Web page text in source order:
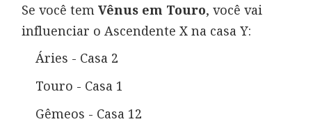
Se você tem Vênus em Touro, você vai
influenciar o Ascendente X na casa Y:
Áries - Casa 2
Touro - Casa 1
Gêmeos - Casa 12